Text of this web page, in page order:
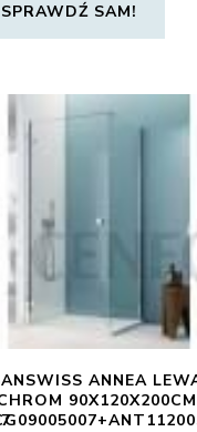
SPRAWDŹ SAM!
ANNEA
90X120X200CM